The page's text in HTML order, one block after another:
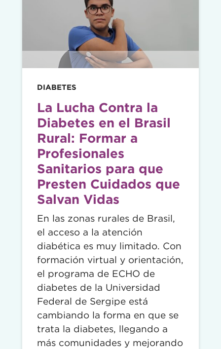
DIABETES
La Lucha Contra la
Diabetes en el Brasil
Rural: Formar a
Profesionales
Sanitarios para que
Presten Cuidados que
Salvan Vidas
En las zonas rurales de Brasil,
el acceso a la atención
diabética es muy limitado. Con
formación virtual y orientación,
el programa de ECHO de
diabetes de la Universidad
Federal de Sergipe está
cambiando la forma en que se
trata la diabetes, llegando a
más comunidades y mejorando